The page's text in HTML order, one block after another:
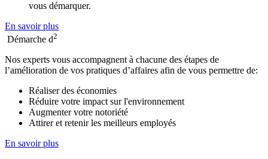
vous démarquer.
En savoir plus
Démarche d2
Nos experts vous accompagnent à chacune des étapes de
l’amélioration de vos pratiques d’affaires afin de vous permettre de:
Réaliser des économies
Réduire votre impact sur l'environnement
Augmenter votre notoriété
Attirer et retenir les meilleurs employés
En savoir plus